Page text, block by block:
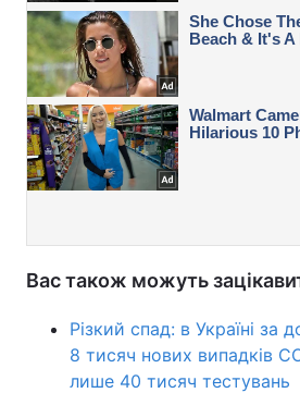
Вас також можуть
Різкий спад: в Україні за
8 тисяч нових випадків
лише 40 тисяч тестувань